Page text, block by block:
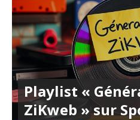
Playlist «
ZiKweb » sur